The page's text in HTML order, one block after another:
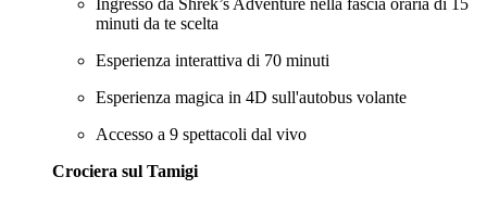
Ingresso da Shrek’s Adventure nella fascia oraria di 15
minuti da te scelta
Esperienza interattiva di 70 minuti
Esperienza magica in 4D sull'autobus volante
Accesso a 9 spettacoli dal vivo
Crociera sul Tamigi